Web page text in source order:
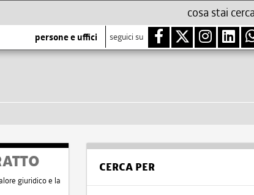
persone e uffici seguici su
giuridico e la
CERCA PER